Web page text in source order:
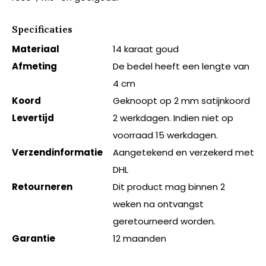
Specificaties
Materiaal
14 karaat goud
Afmeting
De bedel heeft een lengte van
4 cm
Koord
Geknoopt op 2 mm satijnkoord
Levertijd
2 werkdagen. Indien niet op
voorraad 15 werkdagen.
Verzendinformatie
Aangetekend en verzekerd met
DHL
Retourneren
Dit product mag binnen 2
weken na ontvangst
geretourneerd worden.
Garantie
12 maanden